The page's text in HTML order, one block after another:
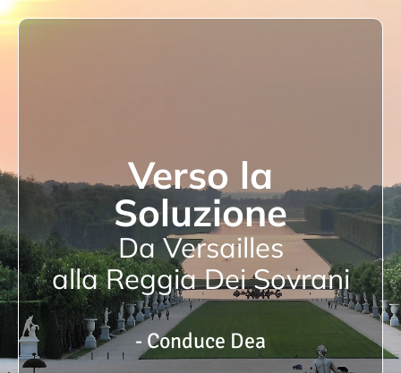
Verso la
Soluzione
Da Versailles
alla Reggia Dei Sovrani
- Conduce Dea